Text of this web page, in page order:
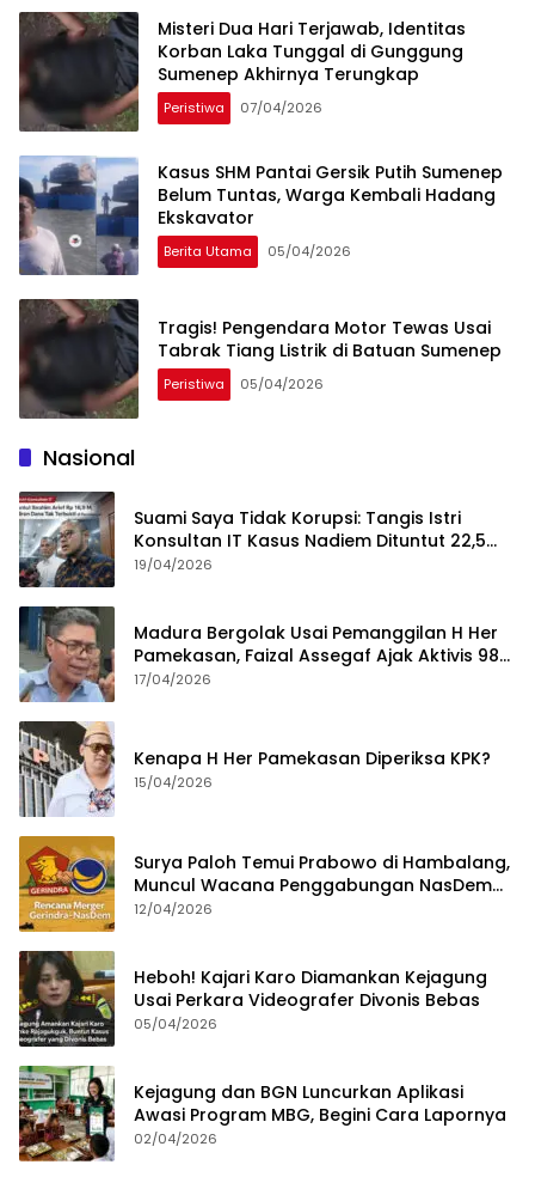
Misteri Dua Hari Terjawab, Identitas
Korban Laka Tunggal di Gunggung
Sumenep Akhirnya Terungkap
Peristiwa 07/04/2026
Kasus SHM Pantai Gersik Putih Sumenep
Belum Tuntas, Warga Kembali Hadang
Ekskavator
Berita Utama 05/04/2026
Tragis! Pengendara Motor Tewas Usai
Tabrak Tiang Listrik di Batuan Sumenep
Peristiwa 05/04/2026
Nasional
Suami Saya Tidak Korupsi: Tangis Istri
Konsultan IT Kasus Nadiem Dituntut 22,5
Tahun
19/04/2026
Madura Bergolak Usai Pemanggilan H Her
Pamekasan, Faizal Assegaf Ajak Aktivis 98
Bongkar Permainan KPK
17/04/2026
Kenapa H Her Pamekasan Diperiksa KPK?
15/04/2026
Surya Paloh Temui Prabowo di Hambalang,
Muncul Wacana Penggabungan NasDem
dan Gerindra
12/04/2026
Heboh! Kajari Karo Diamankan Kejagung
Usai Perkara Videografer Divonis Bebas
05/04/2026
Kejagung dan BGN Luncurkan Aplikasi
Awasi Program MBG, Begini Cara Lapornya
02/04/2026